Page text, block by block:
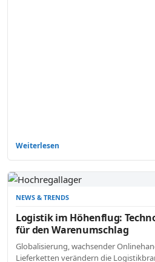
Weiterlesen
NEWS & TRENDS
Logistik im Höhenflug:
für den Warenumschlag
Globalisierung, wachsender
Lieferketten verändern die